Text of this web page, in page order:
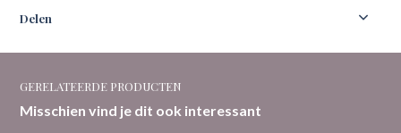
Delen
GERELATEERDE PRODUCTEN
Misschien vind je dit ook interessant